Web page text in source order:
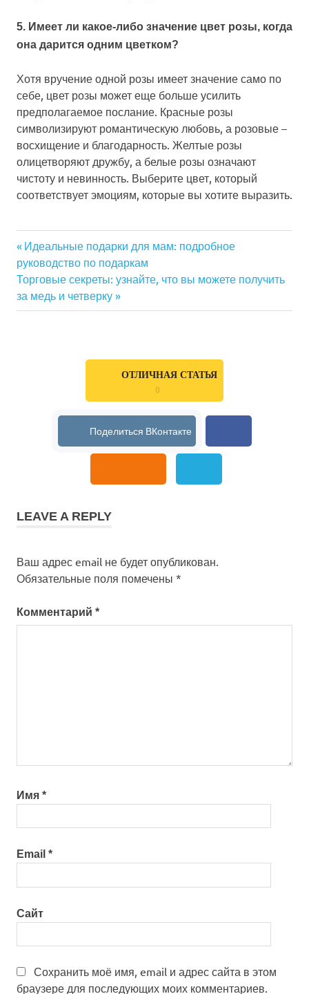
5. Имеет ли какое-либо значение цвет розы, когда
она дарится одним цветком?
Хотя вручение одной розы имеет значение само по
себе, цвет розы может еще больше усилить
предполагаемое послание. Красные розы
символизируют романтическую любовь, а розовые –
восхищение и благодарность. Желтые розы
олицетворяют дружбу, а белые розы означают
чистоту и невинность. Выберите цвет, который
соответствует эмоциям, которые вы хотите выразить.
Навигация
по
Previous
Post:
Идеальные подарки для мам: подробное
руководство по подаркам
Next
Post:
Торговые секреты: узнайте, что вы можете получить
за медь и четверку
ОТЛИЧНАЯ СТАТЬЯ
0
LEAVE A REPLY
Ваш адрес email не будет опубликован.
Обязательные поля помечены *
Комментарий *
Имя *
Email *
Сайт
Сохранить моё имя, email и адрес сайта в этом
браузере для последующих моих комментариев.